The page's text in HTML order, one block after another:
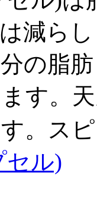
減ら
の脂
す。
。ス
セル)